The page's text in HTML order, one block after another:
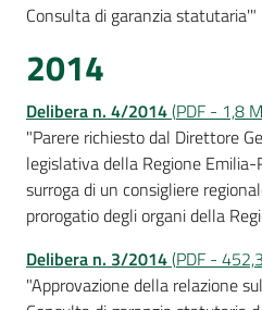
Consulta di garanzia statutaria'"
2014
Delibera n. 4/2014(PDF - 1,8
"Parere richiesto dal Direttore
legislativa della Regione
surroga di un consigliere
prorogatio degli organi della
Delibera n. 3/2014(PDF -
"Approvazione della relazione